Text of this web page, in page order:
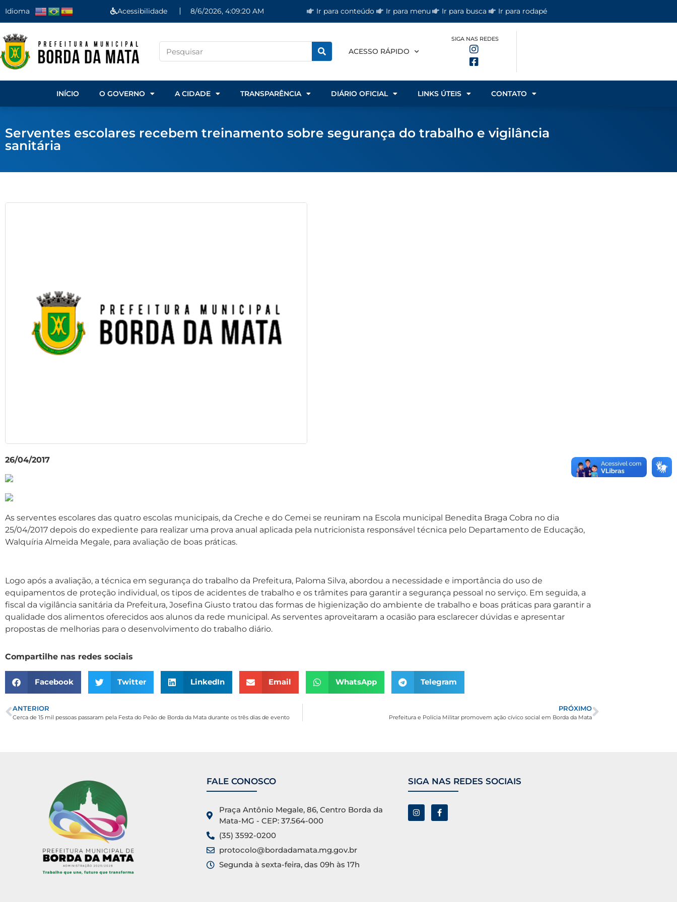
Idioma Acessibilidade 8/6/2026, 4:09:21 AM Ir para conteúdo Ir para menu Ir para busca Ir para rodapé
ACESSO RÁPIDO
SIGA NAS REDES
INÍCIO O GOVERNO A CIDADE TRANSPARÊNCIA DIÁRIO OFICIAL LINKS ÚTEIS CONTATO
Serventes escolares recebem treinamento sobre segurança do trabalho e vigilância
sanitária
26/04/2017
As serventes escolares das quatro escolas municipais, da Creche e do Cemei se reuniram na Escola municipal Benedita Braga Cobra no dia
25/04/2017 depois do expediente para realizar uma prova anual aplicada pela nutricionista responsável técnica pelo Departamento de Educação,
Walquíria Almeida Megale, para avaliação de boas práticas.
Logo após a avaliação, a técnica em segurança do trabalho da Prefeitura, Paloma Silva, abordou a necessidade e importância do uso de
equipamentos de proteção individual, os tipos de acidentes de trabalho e os trâmites para garantir a segurança pessoal no serviço. Em seguida, a
fiscal da vigilância sanitária da Prefeitura, Josefina Giusto tratou das formas de higienização do ambiente de trabalho e boas práticas para garantir a
qualidade dos alimentos oferecidos aos alunos da rede municipal. As serventes aproveitaram a ocasião para esclarecer dúvidas e apresentar
propostas de melhorias para o desenvolvimento do trabalho diário.
Compartilhe nas redes sociais
Facebook Twitter LinkedIn Email WhatsApp Telegram
ANTERIOR
Cerca de 15 mil pessoas passaram pela Festa do Peão de Borda da Mata durante os três dias de evento
PRÓXIMO
Prefeitura e Polícia Militar promovem ação cívico social em Borda da Mata
FALE CONOSCO
Praça Antônio Megale, 86, Centro Borda da
Mata-MG - CEP: 37.564-000
(35) 3592-0200
protocolo@bordadamata.mg.gov.br
Segunda à sexta-feira, das 09h às 17h
SIGA NAS REDES SOCIAIS